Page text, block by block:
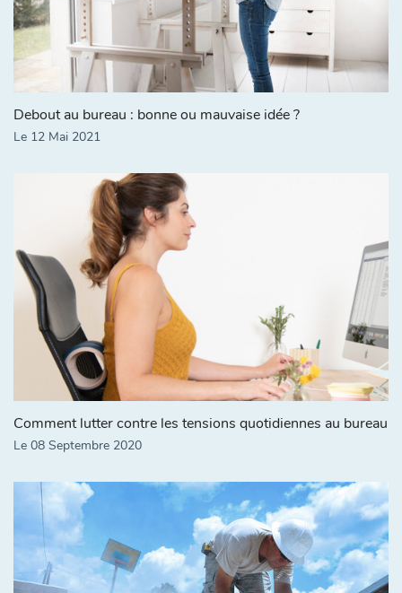
Debout au bureau : bonne ou mauvaise idée ?
Le 12 Mai 2021
Comment lutter contre les tensions quotidiennes au bureau
Le 08 Septembre 2020